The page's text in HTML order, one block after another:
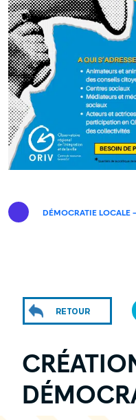
DÉMOCRATIE LOCALE
RETOUR